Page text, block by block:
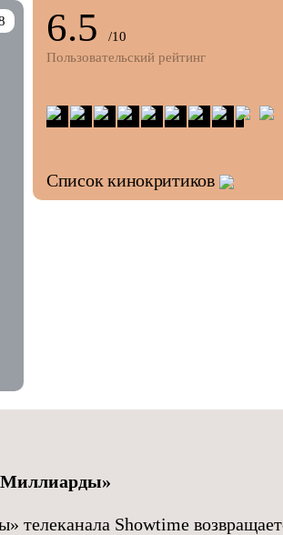
6.5
/10
Пользовательский рейтинг
Список кинокритиков
» телеканала Showtime